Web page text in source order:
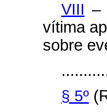
VIII –
vítima
sobre
§ 5º